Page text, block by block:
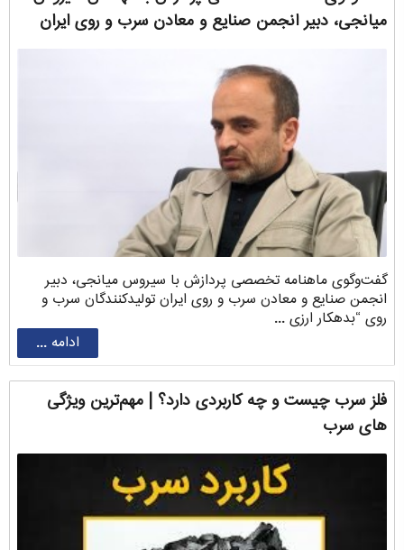
‌میانجی، دبیر انجمن صنایع و معادن سرب و روی ایران
گفت‌وگوی ماهنامه تخصصی پردازش با سیروس ‌میانجی، دبیر
انجمن صنایع و معادن سرب و روی ایران تولیدکنندگان سرب و
روی “بدهکار ارزی ...
ادامه ...
فلز سرب چیست و چه کاربردی دارد؟ | مهم‌ترین ویژگی
های سرب